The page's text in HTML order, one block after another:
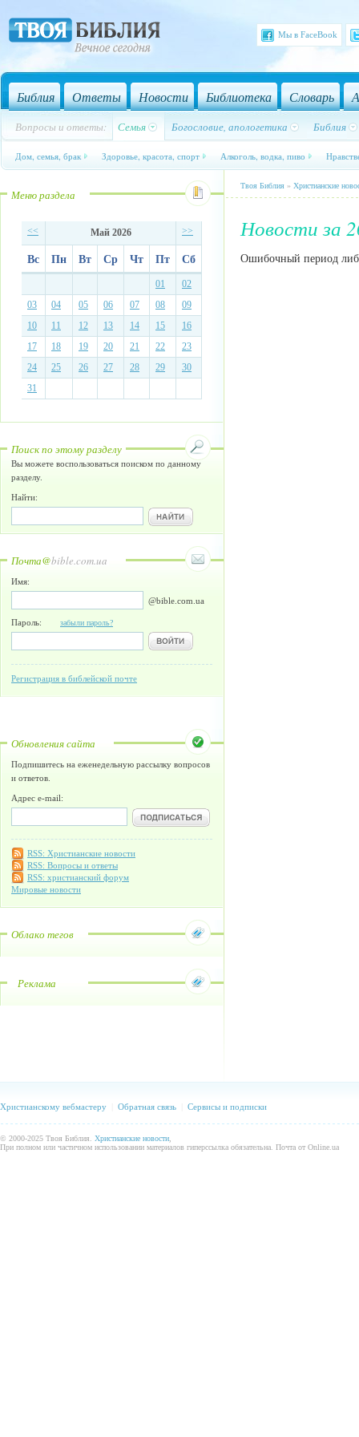
Мы в FaceBook
Библия Ответы Новости Библиотека Словарь
Вопросы и ответы: Семья Богословие, апологетика Библия
Дом, семья, брак Здоровье, красота, спорт Алкоголь, водка, пиво
Меню раздела
<< Май 2026 >>
Вс Пн Вт Ср Чт Пт Сб
01
02
03
04 05 06 07 08
09
10
11 12 13 14 15
16
17
18 19 20 21 22
23
24
25 26 27 28 29
30
31
Поиск по этому разделу
Вы можете воспользоваться поиском по данному
разделу.
Найти:
Почта@bible.com.ua
Имя:
@bible.com.ua
Пароль: забыли пароль?
Регистрация в библейской почте
Обновления сайта
Подпишитесь на еженедельную рассылку вопросов
и ответов.
Адрес e-mail:
RSS: Христианские новости
RSS: Вопросы и ответы
RSS: христианский форум
Мировые новости
Облако тегов
Реклама
Твоя Библия » Христианские
Новости за
Ошибочный период
Христианскому вебмастеру Обратная связь Сервисы и подписки
© 2000-2025 Твоя Библия. Христианские новости
При полном или частичном использовании материалов гиперссылка обязательна. Почта от Online.ua